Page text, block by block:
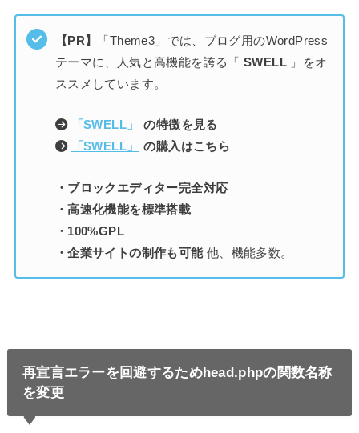
【PR】
「Theme3」では、ブログ用のWordPress
テーマに、人気と高機能を誇る「SWELL 」をオ
ススメしています。
「SWELL」
の特徴を見る
「SWELL」
の購入はこちら
・ブロックエディター完全対応
・高速化機能を標準搭載
・100%GPL
・企業サイトの制作も可能他、機能多数。
再宣言エラーを回避するためhead.phpの関数名称
を変更